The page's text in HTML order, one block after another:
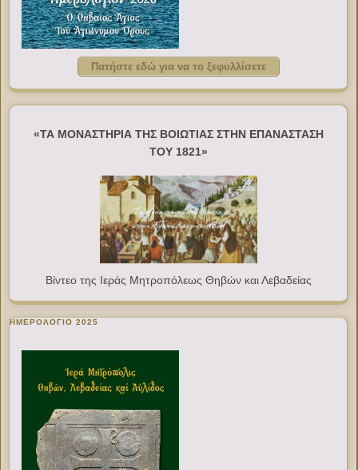
Πατήστε εδώ για να το ξεφυλλίσετε
«ΤΑ ΜΟΝΑΣΤΗΡΙΑ ΤΗΣ ΒΟΙΩΤΙΑΣ ΣΤΗΝ ΕΠΑΝΑΣΤΑΣΗ
ΤΟΥ 1821»
Βίντεο της Ιεράς Μητροπόλεως Θηβών και Λεβαδείας
ΗΜΕΡΟΛΟΓΙΟ 2025